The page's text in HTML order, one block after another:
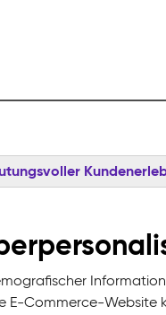
E-Commerce-Website